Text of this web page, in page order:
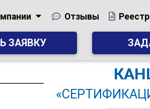
Отзывы
ЗАЯВКУ